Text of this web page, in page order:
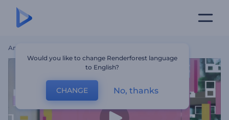
Ana Sayfa
Would you like to change Renderforest language
to English?
CHANGE No, thanks